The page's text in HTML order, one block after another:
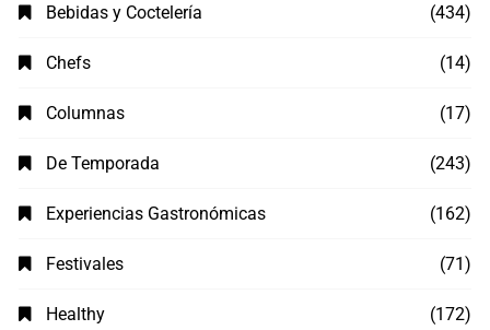
Bebidas y Coctelería (434)
Chefs (14)
Columnas (17)
De Temporada (243)
Experiencias Gastronómicas (162)
Festivales (71)
Healthy (172)